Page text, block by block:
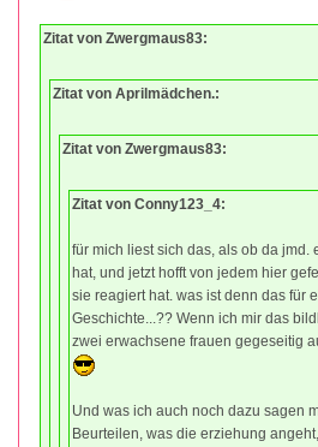
Zitat von Zwergmaus83:
Zitat von Aprilmädchen.:
Zitat von Zwergmaus83:
Zitat von Conny123_4:
für mich liest sich das, als ob da jmd.
hat, und jetzt hofft von jedem hier
sie reagiert hat. was ist denn das für
Geschichte...?? Wenn ich mir das
zwei erwachsene frauen gegeseitig
Und was ich auch noch dazu sagen
Beurteilen, was die erziehung